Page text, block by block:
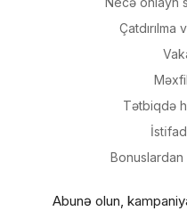
Çatdırılma
Tətbiqdə
Abunə olun,